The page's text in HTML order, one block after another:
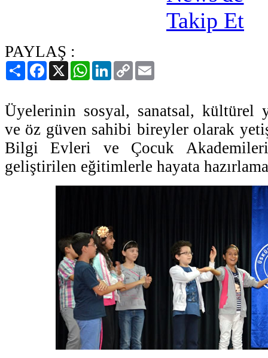
PAYLAŞ :
PaylaşFacebook
X WhatsAppLinkedIn
Copy
Link
Üyelerinin sosyal, sanatsal, kültürel
ve öz güven sahibi bireyler olarak
Bilgi Evleri ve Çocuk
geliştirilen eğitimlerle hayata